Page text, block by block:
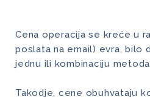
Cena operacija se kreće u
poslata na email) evra, bilo
jednu ili kombinaciju
Takodje, cene obuhvataju